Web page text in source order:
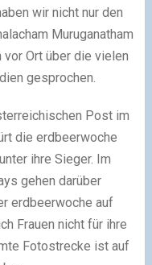
wir nicht nur den
Muruganatham
Ort über die vielen
gesprochen.
Post im
die erdbeerwoche
ihre Sieger. Im
gehen darüber
erdbeerwoche auf
Frauen nicht für ihre
Fotostrecke ist auf